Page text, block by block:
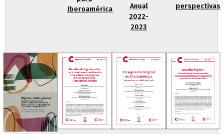
Iberoamérica
Anual
2022-
2023
perspectivas